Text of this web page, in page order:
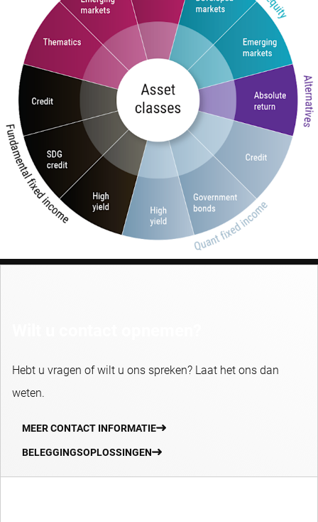
Hebt u vragen of wilt u ons spreken? Laat het ons dan
weten.
MEER CONTACT INFORMATIE
BELEGGINGSOPLOSSINGEN